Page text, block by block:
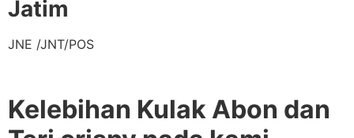
Jatim
JNE /JNT/POS
Kelebihan Kulak Abon dan